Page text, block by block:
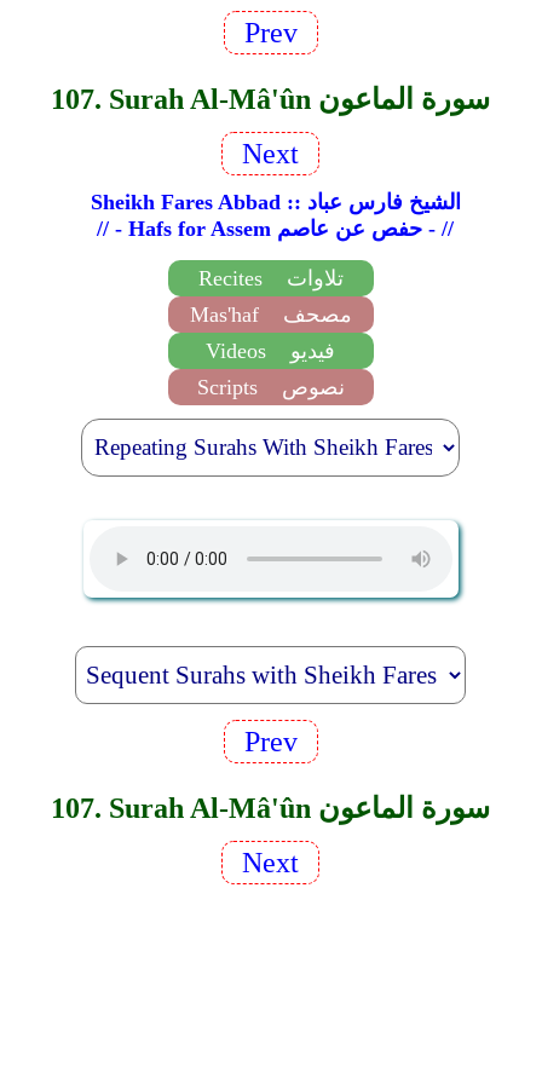
Prev
107. Surah Al-Mâ'ûn سورة الماعون
Next
Sheikh Fares Abbad :: الشيخ فارس عباد
// - Hafs for Assem حفص عن عاصم - //
Recites
تلاوات
Mas'haf
مصحف
Videos
فيديو
Scripts
نصوص
Prev
107. Surah Al-Mâ'ûn سورة الماعون
Next